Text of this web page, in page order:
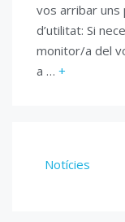
vos arribar
d’utilitat: Si
monitor/a del
a … +
Notícies